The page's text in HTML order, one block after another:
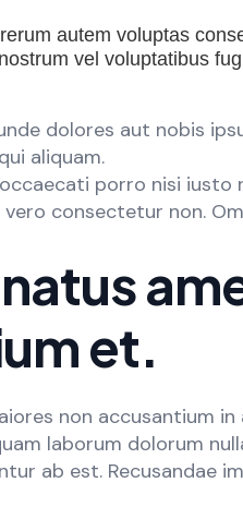
autem voluptas
vel voluptatibus
dolores aut nobis
aliquam.
porro nisi iusto
consectetur non.
et.
non accusantium
laborum dolorum
ab est. Recusandae